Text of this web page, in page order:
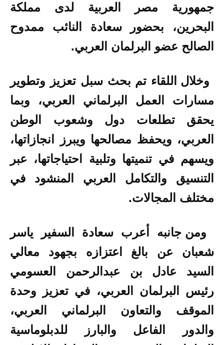
جمهورية مصر العربية لدى مملكة
البحرين، بحضور سعادة النائب ممدوح
الصالح عضو البرلمان العربي.
وخلال اللقاء تم بحث سبل تعزيز وتطوير
مسارات العمل البرلماني العربي، وبما
يحقق تطلعات دول وشعوب الوطن
العربي، ويحفظ مصالحها ويبرز انجازاتها،
ويسهم في تنميتها وتلبية احتياجاتها، عبر
التنسيق والتكامل العربي المنشود في
مختلف المجالات.
ومن جانبه أعرب سعادة السفير ياسر
شعبان عن بالغ اعتزازه بجهود معالي
السيد عادل بن عبدالرحمن العسومي
رئيس البرلمان العربي، في تعزيز وحدة
الموقف والتعاون البرلماني العربي،
والدور الفاعل والبارز للدبلوماسية